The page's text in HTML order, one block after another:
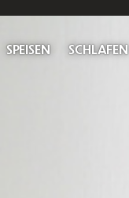
SPEISEN SCHLAFEN